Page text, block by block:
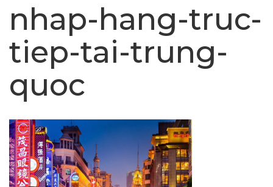
nhap-hang-truc-
tiep-tai-trung-
quoc